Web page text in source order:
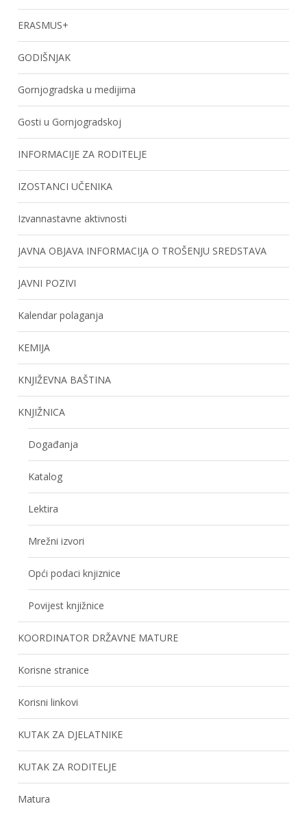
ERASMUS+
GODIŠNJAK
Gornjogradska u medijima
Gosti u Gornjogradskoj
INFORMACIJE ZA RODITELJE
IZOSTANCI UČENIKA
Izvannastavne aktivnosti
JAVNA OBJAVA INFORMACIJA O TROŠENJU SREDSTAVA
JAVNI POZIVI
Kalendar polaganja
KEMIJA
KNJIŽEVNA BAŠTINA
KNJIŽNICA
Događanja
Katalog
Lektira
Mrežni izvori
Opći podaci knjiznice
Povijest knjižnice
KOORDINATOR DRŽAVNE MATURE
Korisne stranice
Korisni linkovi
KUTAK ZA DJELATNIKE
KUTAK ZA RODITELJE
Matura